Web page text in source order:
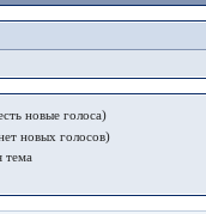
новые голоса)
новых голосов)
тема